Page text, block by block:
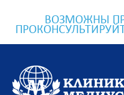
ВОЗМОЖНЫ